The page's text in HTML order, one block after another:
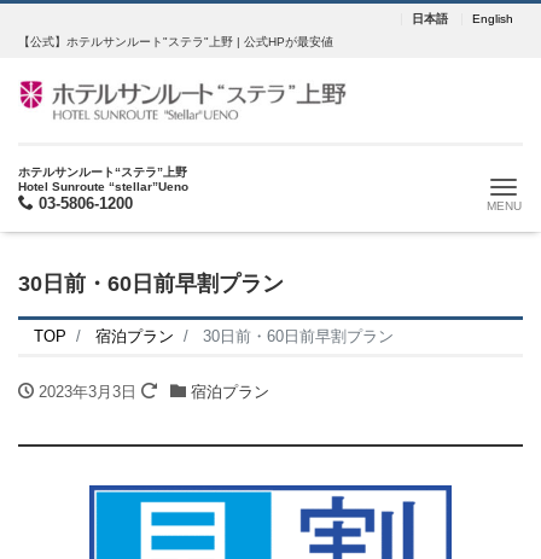
日本語
English
【公式】ホテルサンルート"ステラ"上野 | 公式HPが最安値
ホテルサンルート“ステラ”上野
Hotel Sunroute “stellar”Ueno
03-5806-1200
30日前・60日前早割プラン
TOP 宿泊プラン 30日前・60日前早割プラン
2023年3月3日 宿泊プラン